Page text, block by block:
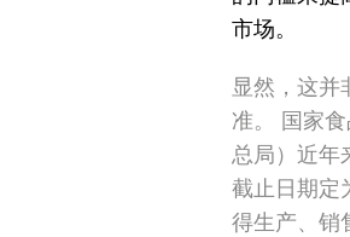
市场。
显然，这并
准。 国家
总局）近年
截止日期定
得生产、销